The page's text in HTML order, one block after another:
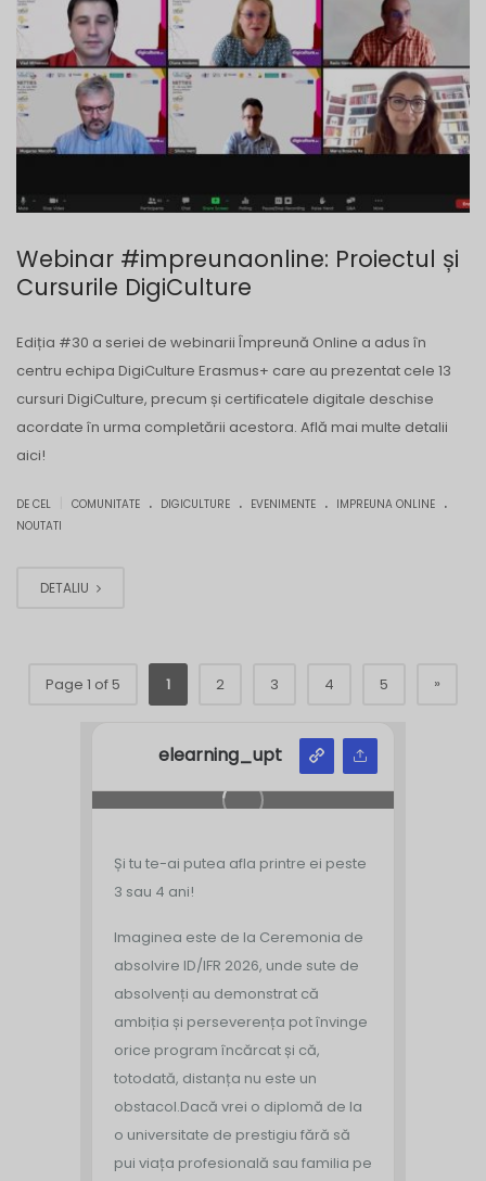
Webinar #impreunaonline: Proiectul și
Cursurile DigiCulture
Ediția #30 a seriei de webinarii Împreună Online a adus în
centru echipa DigiCulture Erasmus+ care au prezentat cele 13
cursuri DigiCulture, precum și certificatele digitale deschise
acordate în urma completării acestora. Află mai multe detalii
aici!
DE CEL COMUNITATE . DIGICULTURE . EVENIMENTE . IMPREUNA ONLINE .
NOUTATI
DETALIU
Page 1 of 5 1 2 3 4 5 »
elearning_upt
Și tu te-ai putea afla printre ei peste
3 sau 4 ani!
Imaginea este de la Ceremonia de
absolvire ID/IFR 2026, unde sute de
absolvenți au demonstrat că
ambiția și perseverența pot învinge
orice program încărcat și că,
totodată, distanța nu este un
obstacol.Dacă vrei o diplomă de la
o universitate de prestigiu fără să
pui viața profesională sau familia pe